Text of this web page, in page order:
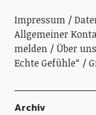
Impressum
Allgemeiner
melden
Über uns
Echte Gefühle“
Archiv